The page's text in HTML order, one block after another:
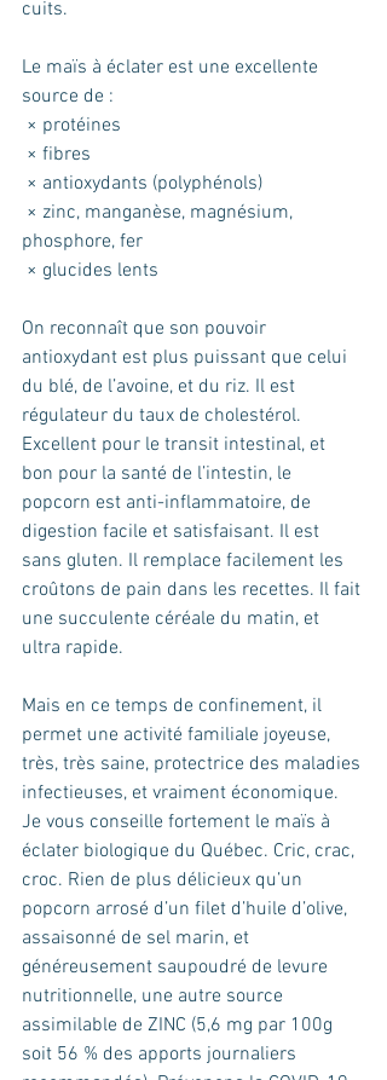
cuits.
Le maïs à éclater est une excellente
source de :
× protéines
× fibres
× antioxydants (polyphénols)
phosphore, fer
× glucides lents
On reconnaît que son pouvoir
antioxydant est plus puissant que celui
du blé, de l’avoine, et du riz. Il est
régulateur du taux de cholestérol.
Excellent pour le transit intestinal, et
bon pour la santé de l’intestin, le
popcorn est anti-inflammatoire, de
digestion facile et satisfaisant. Il est
sans gluten. Il remplace facilement les
croûtons de pain dans les recettes. Il fait
une succulente céréale du matin, et
ultra rapide.
Mais en ce temps de confinement, il
permet une activité familiale joyeuse,
très, très saine, protectrice des maladies
infectieuses, et vraiment économique.
Je vous conseille fortement le maïs à
éclater biologique du Québec. Cric, crac,
croc. Rien de plus délicieux qu’un
popcorn arrosé d’un filet d’huile d’olive,
assaisonné de sel marin, et
généreusement saupoudré de levure
nutritionnelle, une autre source
assimilable de ZINC (5,6 mg par 100g
soit 56 % des apports journaliers